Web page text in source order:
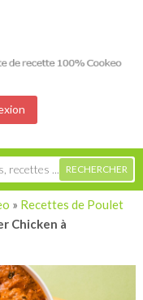
» Recettes de Poulet
Chicken à